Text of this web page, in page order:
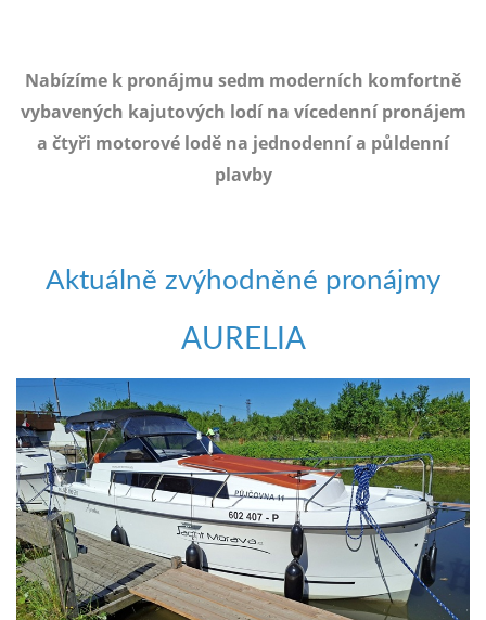
Nabízíme k pronájmu sedm moderních komfortně
vybavených kajutových lodí na vícedenní pronájem
a čtyři motorové lodě na jednodenní a půldenní
plavby
Aktuálně zvýhodněné pronájmy
AURELIA
objednat
poukaz